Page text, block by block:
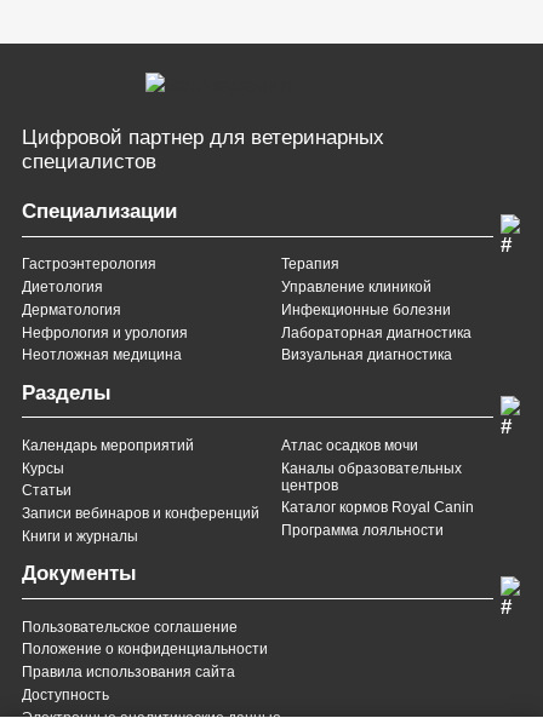
Цифровой партнер для ветеринарных
специалистов
Специализации
Гастроэнтерология
Диетология
Дерматология
Нефрология и урология
Неотложная медицина
Терапия
Управление клиникой
Инфекционные болезни
Лабораторная диагностика
Визуальная диагностика
Разделы
Календарь мероприятий
Курсы
Статьи
Записи вебинаров и конференций
Книги и журналы
Атлас осадков мочи
Каналы образовательных
центров
Каталог кормов Royal Canin
Программа лояльности
Документы
Пользовательское соглашение
Положение о конфиденциальности
Правила использования сайта
Доступность